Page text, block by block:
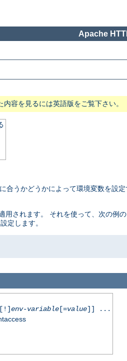
Apache
容を見るには英語版をご覧下さい。
うかどうかによって環境変数を設
されます。 それを使って、次の例
定します。
env-variable[=value]] ...